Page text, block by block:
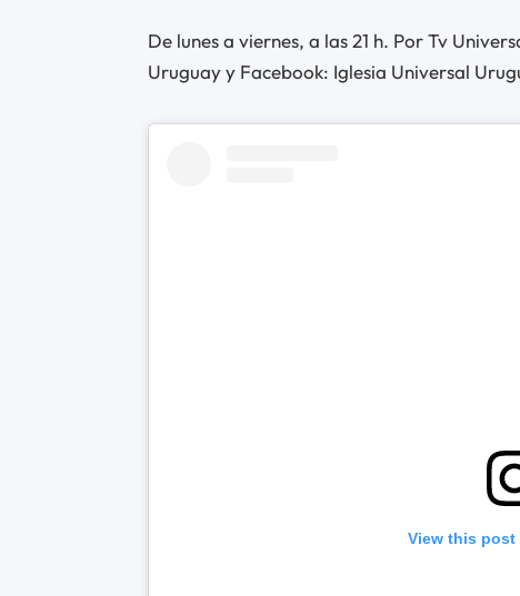
De lunes a viernes, a las 21 h. Por Tv
Uruguay y Facebook: Iglesia Universal
View this post